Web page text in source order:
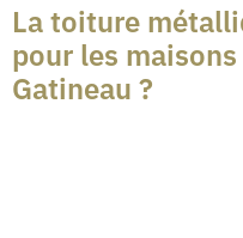
La toiture
pour les
Gatineau ?